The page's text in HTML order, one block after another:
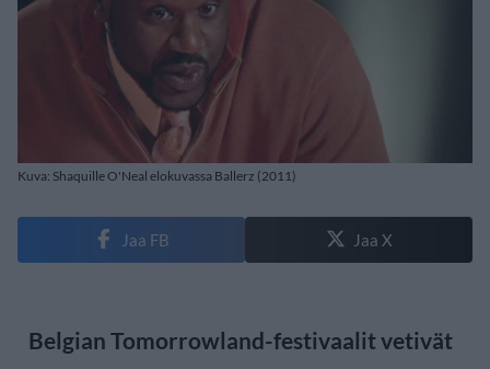
Kuva: Shaquille O'Neal elokuvassa Ballerz (2011)
Jaa FB Jaa X
Belgian Tomorrowland-festivaalit vetivät